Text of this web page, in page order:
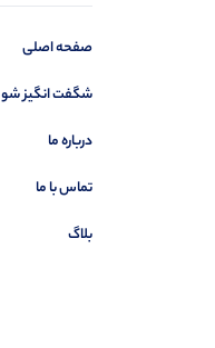
صفحه اصلی
شگفت انگیز شو
درباره ما
تماس با ما
بلاگ